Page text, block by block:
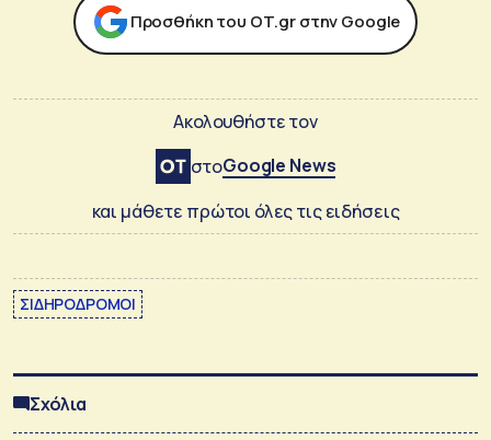
Προσθήκη του ΟΤ.gr στην Google
Ακολουθήστε τον
στοGoogle News
και μάθετε πρώτοι όλες τις ειδήσεις
ΣΙΔΗΡΟΔΡΟΜΟΙ
Σχόλια